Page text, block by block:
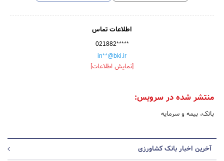
اطلاعات تماس
021882*****
in**@bki.ir
[نمایش اطلاعات]
منتشر شده در سرویس:
بانک، بیمه و سرمایه
آخرین اخبار بانک کشاورزی